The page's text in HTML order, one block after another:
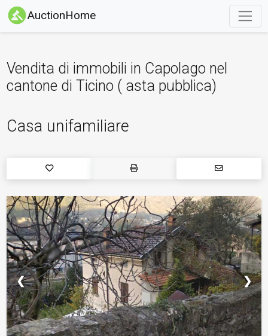
AuctionHome
Vendita di immobili in Capolago nel
cantone di Ticino ( asta pubblica)
Casa unifamiliare
1 / 3
❮ ❯